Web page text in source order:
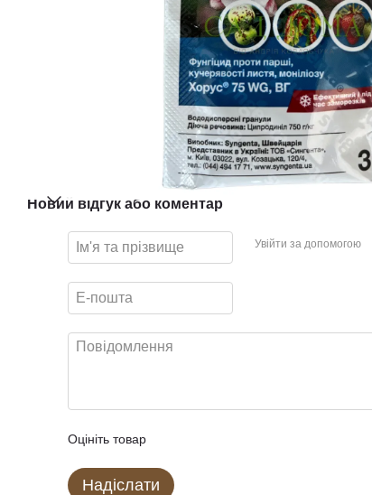
Новий відгук або коментар
Увійти за допомогою
Оцініть товар
Надіслати